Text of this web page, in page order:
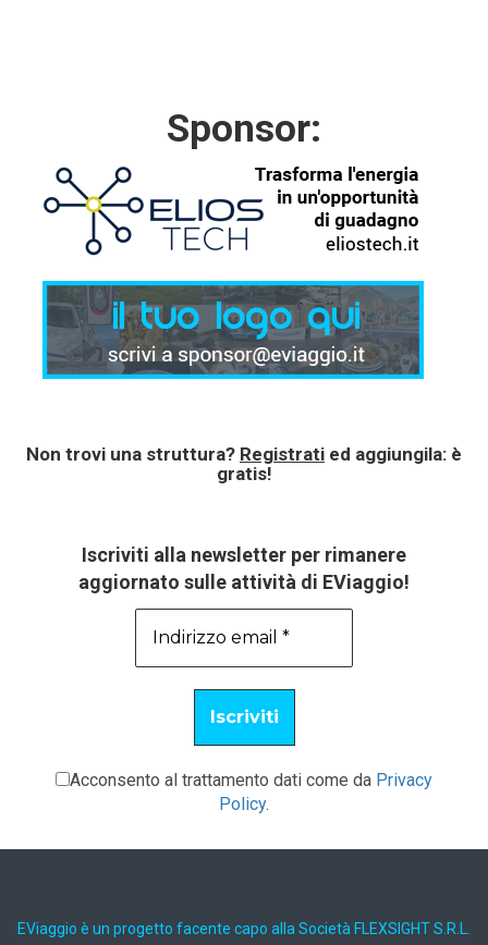
Sponsor:
Non trovi una struttura? Registrati ed aggiungila: è
gratis!
Iscriviti alla newsletter per rimanere
aggiornato sulle attività di EViaggio!
Acconsento al trattamento dati come da Privacy
Policy.
EViaggio è un progetto facente capo alla Società FLEXSIGHT S.R.L.